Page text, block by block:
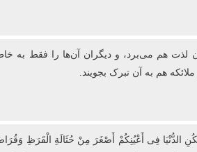
لذت هم میبرد، و دیگران آنها را فقط به
هم به آن تبرک بجویند.
الدُّنْیَا فِی‏ أَعْیُنِكُمْ‏ أَصْغَرَ مِنْ حُثَالَةِ الْقَرَظِ